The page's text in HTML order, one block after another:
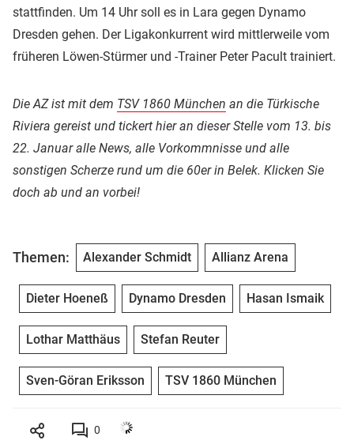
stattfinden. Um 14 Uhr soll es in Lara gegen Dynamo
Dresden gehen. Der Ligakonkurrent wird mittlerweile vom
früheren Löwen-Stürmer und -Trainer Peter Pacult trainiert.
Die AZ ist mit dem TSV 1860 München an die Türkische
Riviera gereist und tickert hier an dieser Stelle vom 13. bis
22. Januar alle News, alle Vorkommnisse und alle
sonstigen Scherze rund um die 60er in Belek. Klicken Sie
doch ab und an vorbei!
Themen: Alexander Schmidt Allianz Arena
Dieter Hoeneß Dynamo Dresden Hasan Ismaik
Lothar Matthäus Stefan Reuter
Sven-Göran Eriksson TSV 1860 München
0